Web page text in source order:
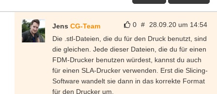
0 # 28.09.20 um 14:54
Jens CG-Team
Die .stl-Dateien, die du für den Druck benutzt, sind
die gleichen. Jede dieser Dateien, die du für einen
FDM-Drucker benutzen würdest, kannst du auch
für einen SLA-Drucker verwenden. Erst die Slicing-
Software wandelt sie dann in das korrekte Format
für den Drucker um.